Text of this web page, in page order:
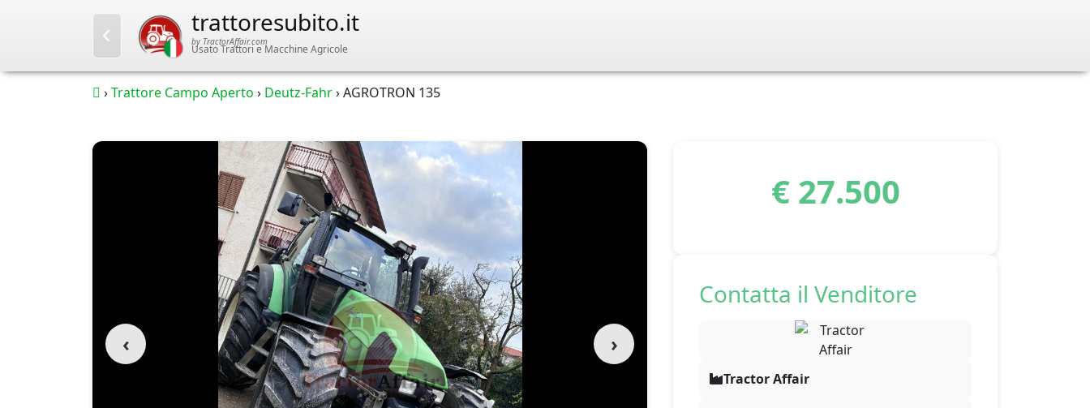
trattoresubito.it
by TractorAffair.com
Usato Trattori e Macchine Agricole
›Trattore Campo Aperto › Deutz-Fahr›AGROTRON 135
‹ ›
€ 27.500
Contatta il Venditore
Tractor Affair